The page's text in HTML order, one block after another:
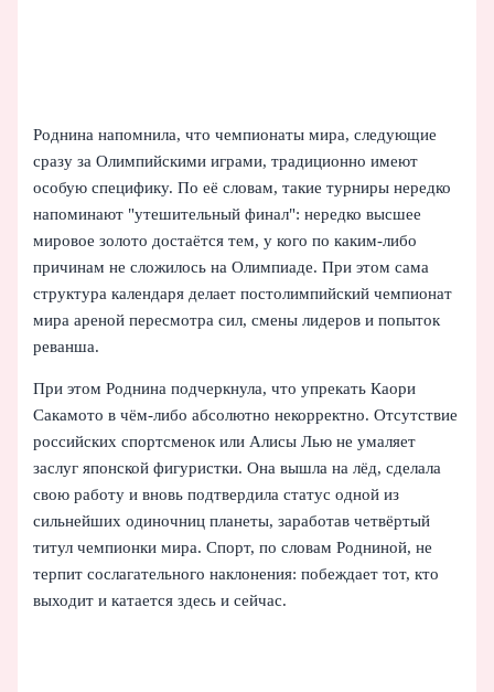
Роднина напомнила, что чемпионаты мира, следующие
сразу за Олимпийскими играми, традиционно имеют
особую специфику. По её словам, такие турниры нередко
напоминают "утешительный финал": нередко высшее
мировое золото достаётся тем, у кого по каким-либо
причинам не сложилось на Олимпиаде. При этом сама
структура календаря делает постолимпийский чемпионат
мира ареной пересмотра сил, смены лидеров и попыток
реванша.
При этом Роднина подчеркнула, что упрекать Каори
Сакамото в чём‑либо абсолютно некорректно. Отсутствие
российских спортсменок или Алисы Лью не умаляет
заслуг японской фигуристки. Она вышла на лёд, сделала
свою работу и вновь подтвердила статус одной из
сильнейших одиночниц планеты, заработав четвёртый
титул чемпионки мира. Спорт, по словам Родниной, не
терпит сослагательного наклонения: побеждает тот, кто
выходит и катается здесь и сейчас.